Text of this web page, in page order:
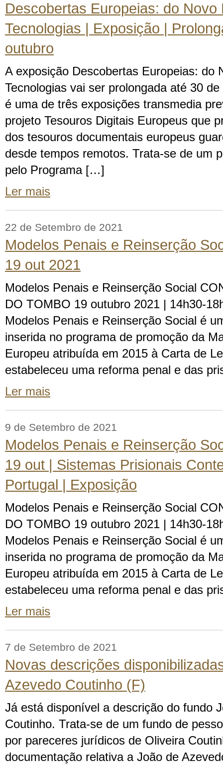
Descobertas Europeias: do Novo
Tecnologias | Exposição |
outubro
A exposição Descobertas Europeias: do
Tecnologias vai ser prolongada até 30
é uma de três exposições transmedia
projeto Tesouros Digitais Europeus que
dos tesouros documentais europeus
desde tempos remotos. Trata-se de um
pelo Programa […]
Ler mais
22 de Setembro de 2021
Modelos Penais e Reinserção
19 out 2021
Modelos Penais e Reinserção Social
DO TOMBO 19 outubro 2021 | 14h30-
Modelos Penais e Reinserção Social é
inserida no programa de promoção da
Europeu atribuída em 2015 à Carta de
estabeleceu uma reforma penal e das
Ler mais
9 de Setembro de 2021
Modelos Penais e Reinserção
19 out | Sistemas Prisionais
Portugal | Exposição
Modelos Penais e Reinserção Social
DO TOMBO 19 outubro 2021 | 14h30-
Modelos Penais e Reinserção Social é
inserida no programa de promoção da
Europeu atribuída em 2015 à Carta de
estabeleceu uma reforma penal e das
Ler mais
7 de Setembro de 2021
Novas descrições
Azevedo Coutinho (F)
Já está disponível a descrição do fundo
Coutinho. Trata-se de um fundo de
por pareceres jurídicos de Oliveira
documentação relativa a João de